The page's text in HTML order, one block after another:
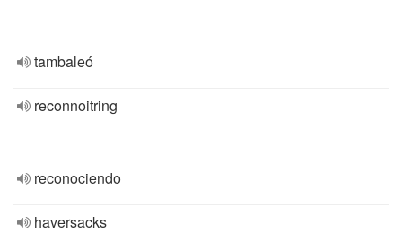
tambaleó
reconnoitring
reconociendo
haversacks